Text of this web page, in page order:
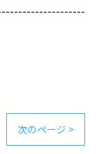
次のページ >